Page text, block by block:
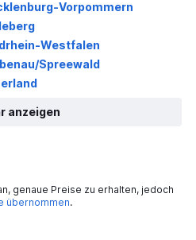
Vorpommern
Westfalen
Spreewald
anzeigen
genaue Preise zu erhalten, jedoch
übernommen.